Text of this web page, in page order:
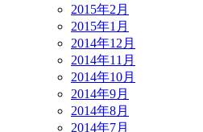
2015年2月
2015年1月
2014年12月
2014年11月
2014年10月
2014年9月
2014年8月
2014年7月